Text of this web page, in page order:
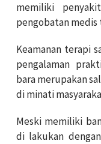
memiliki
pengobatan medis
Keamanan terapi
pengalaman
bara merupakan
di minati
Meski memiliki
di lakukan